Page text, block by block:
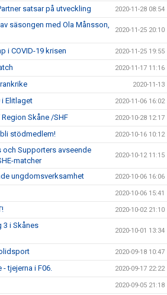
satsar på utveckling 2020-11-28 08:54
säsongen med Ola Månsson,
2020-11-25 20:10
i COVID-19 krisen 2020-11-25 19:55
2020-11-17 11:16
2020-11-13
Elitlaget 2020-11-06 16:02
Skåne /SHF 2020-10-28 12:17
stödmedlem! 2020-10-16 10:12
och Supporters avseende
matcher
2020-10-12 11:15
ungdomsverksamhet 2020-10-06 16:06
2020-10-06 15:41
2020-10-02 21:10
3 i Skånes
2020-10-01 13:34
2020-09-18 10:47
tjejerna i F06. 2020-09-17 22:22
2020-09-05 21:18